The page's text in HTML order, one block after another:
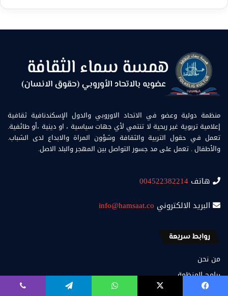
منظمة دولية وعضو في الاتحاد الاوروبي والدول الإسكندنافية ثقافية
إعلامية تربوية غير ربحية لا تنتمي لأي جهات سياسية ، او دينية ،أو طائفية.
تعمل في حقول التربية والثقافة وشؤون المراة والابداع لدى الشباب.
والأطفال . تعمل على مد جسور التواصل بين المهجر والبلد الاصل.
هاتف 004522382214
البريد الالكتروني info@hamsaat.co
روابط سريعة
من نحن
برامج المنظمة
نشاطات المنظمة